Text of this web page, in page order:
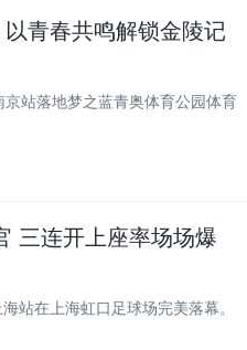
青春共鸣解锁金陵记
站落地梦之蓝青奥体育公园体育
三连开上座率场场爆
站在上海虹口足球场完美落幕。